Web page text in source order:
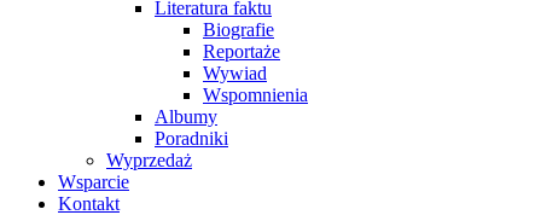
Literatura faktu
Biografie
Reportaże
Wywiad
Wspomnienia
Albumy
Poradniki
Wyprzedaż
Wsparcie
Kontakt